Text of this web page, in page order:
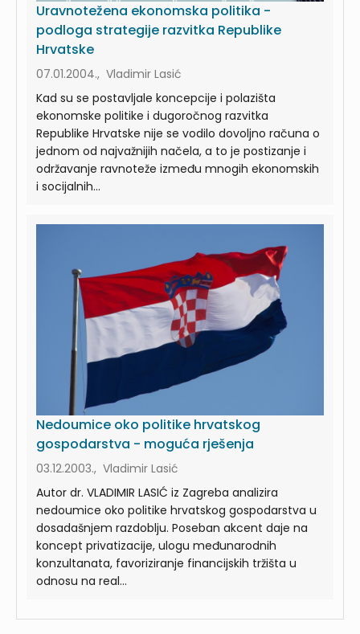
Uravnotežena ekonomska politika -
podloga strategije razvitka Republike
Hrvatske
07.01.2004., Vladimir Lasić
Kad su se postavljale koncepcije i polazišta
ekonomske politike i dugoročnog razvitka
Republike Hrvatske nije se vodilo dovoljno računa o
jednom od najvažnijih načela, a to je postizanje i
održavanje ravnoteže između mnogih ekonomskih
i socijalnih...
Nedoumice oko politike hrvatskog
gospodarstva - moguća rješenja
03.12.2003., Vladimir Lasić
Autor dr. VLADIMIR LASIĆ iz Zagreba analizira
nedoumice oko politike hrvatskog gospodarstva u
dosadašnjem razdoblju. Poseban akcent daje na
koncept privatizacije, ulogu međunarodnih
konzultanata, favoriziranje financijskih tržišta u
odnosu na real...